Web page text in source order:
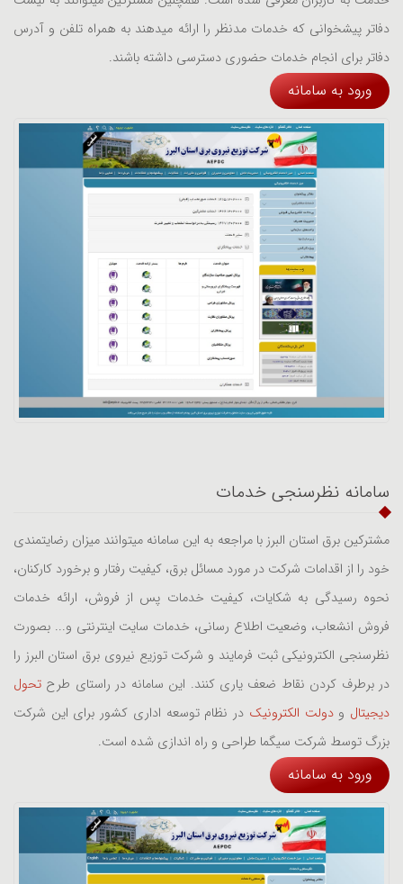
دفاتر پیشخوانی که خدمات مدنظر را ارائه میدهند به همراه تلفن و آدرس
دفاتر برای انجام خدمات حضوری دسترسی داشته باشند.
ورود به سامانه
سامانه نظرسنجی خدمات
مشترکین برق استان البرز با مراجعه به این سامانه میتوانند میزان رضایتمندی
خود را از اقدامات شرکت در مورد مسائل برق، کیفیت رفتار و برخورد کارکنان،
نحوه رسیدگی به شکایات، کیفیت خدمات پس از فروش، ارائه خدمات
فروش انشعاب، وضعیت اطلاع رسانی، خدمات سایت اینترنتی و... بصورت
نظرسنجی الکترونیکی ثبت فرمایند و شرکت توزیع نیروی برق استان البرز را
در برطرف کردن نقاط ضعف یاری کنند. این سامانه در راستای طرح تحول
دیجیتال ودولت الکترونیک در نظام توسعه اداری کشور برای این شرکت
بزرگ توسط شرکت سیگما طراحی و راه اندازی شده است.
ورود به سامانه